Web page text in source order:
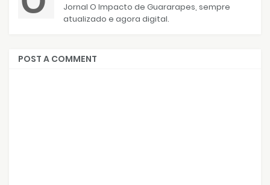
Jornal O Impacto de Guararapes, sempre
atualizado e agora digital.
POST A COMMENT